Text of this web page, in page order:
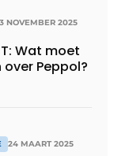
3 NOVEMBER 2025
Wat moet
over Peppol?
24 MAART 2025